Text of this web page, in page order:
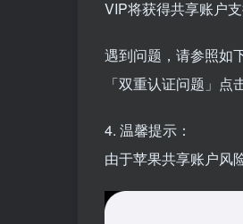
VIP将获得共享账户
遇到问题，请参照如
「双重认证问题」
4. 温馨提示：
由于苹果共享账户风